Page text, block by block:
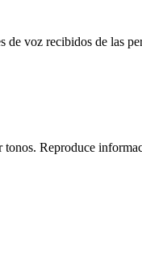
de voz recibidos de las
Reproduce